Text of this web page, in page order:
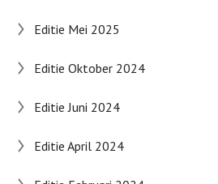
Editie Mei 2025
Editie Oktober 2024
Editie Juni 2024
Editie April 2024